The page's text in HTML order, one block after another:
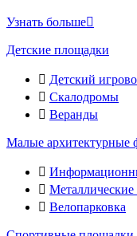
Узнать больше
Детские площадки
Детский
Скалодромы
Веранды
Малые архитектурные
Велопарковка